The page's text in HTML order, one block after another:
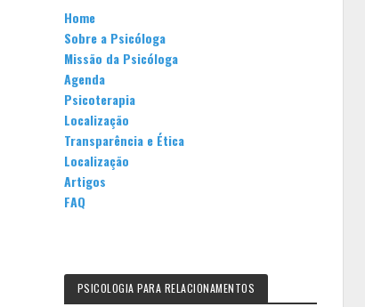
Home
Sobre a Psicóloga
Missão da Psicóloga
Agenda
Psicoterapia
Localização
Transparência e Ética
Localização
Artigos
FAQ
PSICOLOGIA PARA RELACIONAMENTOS